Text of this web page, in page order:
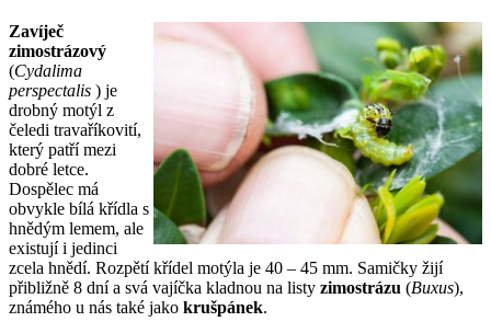
Zavíječ
zimostrázový
(Cydalima
perspectalis ) je
drobný motýl z
čeledi travaříkovití,
který patří mezi
dobré letce.
Dospělec má
obvykle bílá křídla s
hnědým lemem, ale
existují i jedinci
zcela hnědí. Rozpětí křídel motýla je 40 – 45 mm. Samičky žijí
přibližně 8 dní a svá vajíčka kladnou na listy zimostrázu (Buxus),
známého u nás také jako krušpánek.